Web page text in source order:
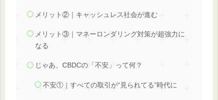
メリット②｜キャッシュレス社会が進む
メリット③｜マネーロンダリング対策が超強力に
なる
じゃあ、CBDCの「不安」って何？
不安①｜すべての取引が“見られてる”時代に